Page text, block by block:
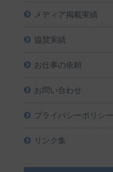
メディア掲載実績
協賛実績
お仕事の依頼
お問い合わせ
プライバシーポリシー
リンク集